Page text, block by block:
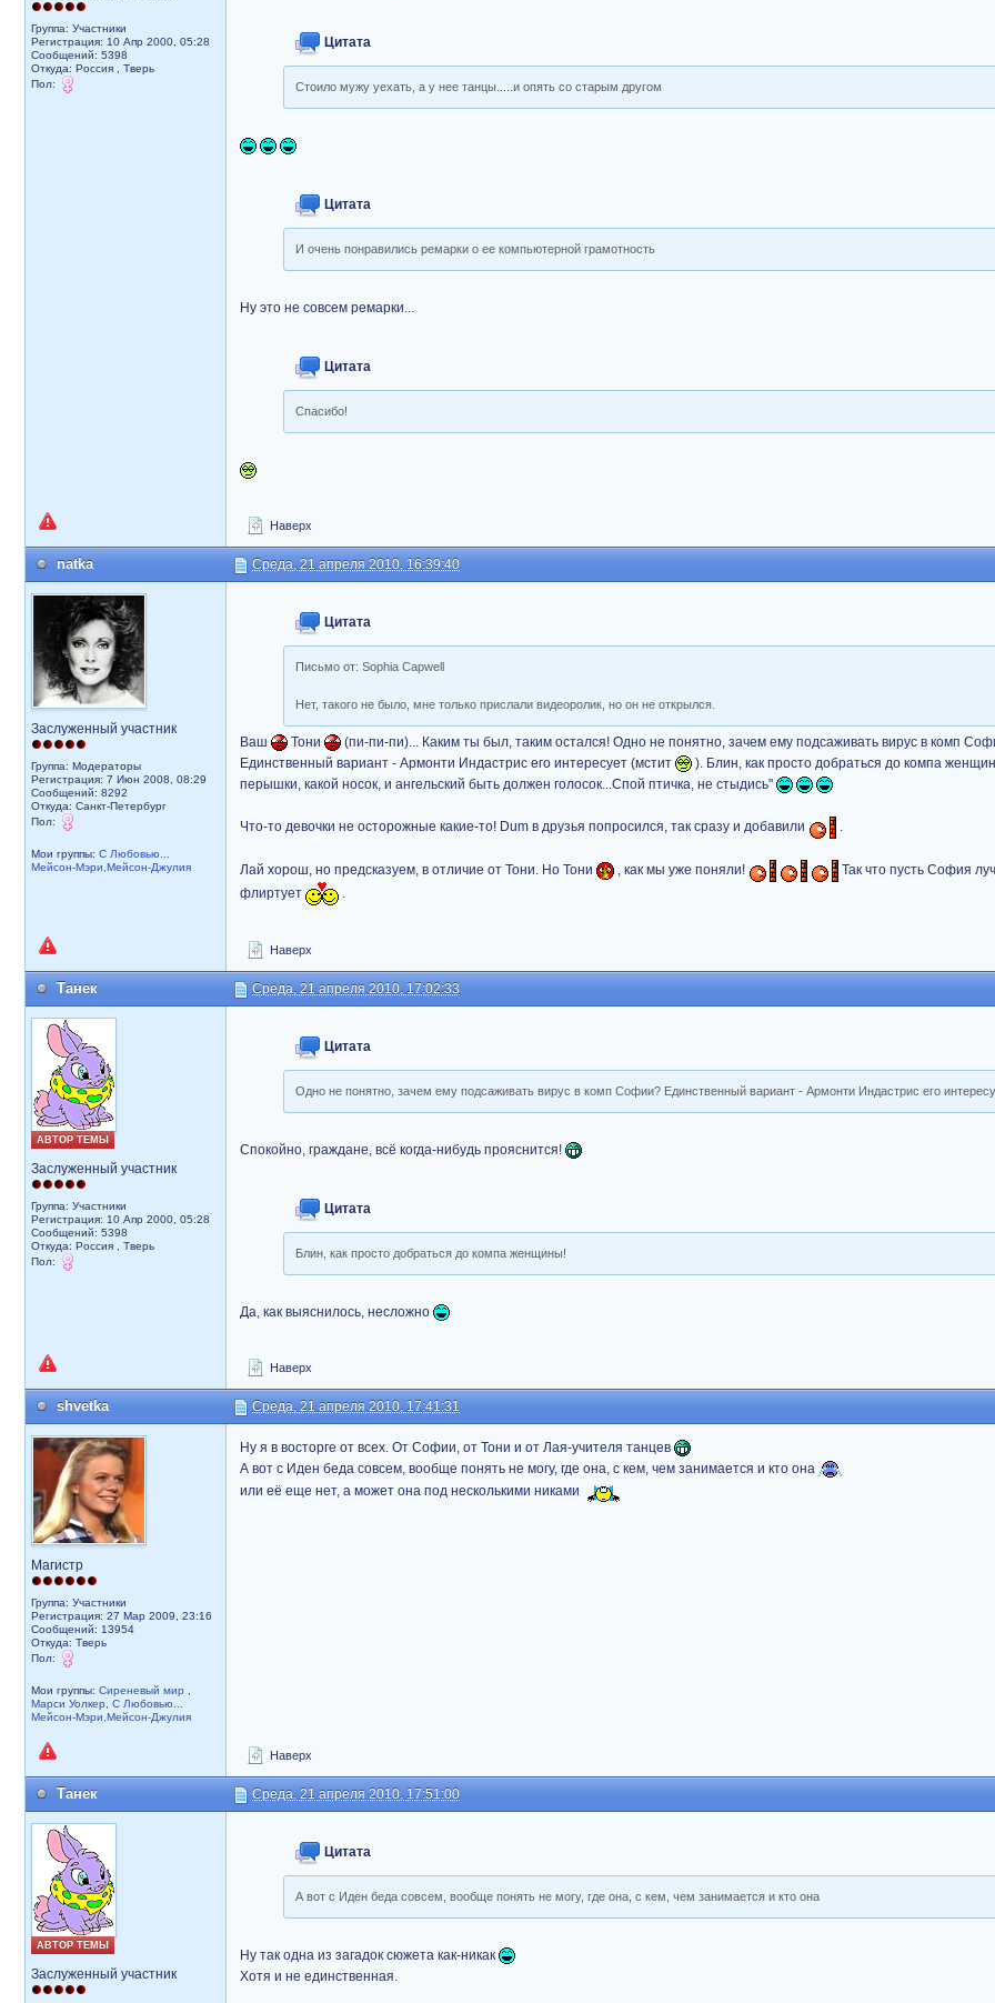
Группа: Участники
Регистрация: 10 Апр 2000, 05:28
Сообщений: 5398
Откуда: Россия , Тверь
Пол:
Цитата
Стоило мужу уехать, а у нее танцы.....и опять со старым другом
Цитата
И очень понравились ремарки о ее компьютерной грамотность
Ну это не совсем ремарки...
Цитата
Спасибо!
Наверх
natka Среда, 21 апреля 2010, 16:39:40
Заслуженный участник
Группа: Модераторы
Регистрация: 7 Июн 2008, 08:29
Сообщений: 8292
Откуда: Санкт-Петербург
Пол:
Мои группы: С Любовью...
Мейсон-Мэри,Мейсон-Джулия
Цитата
Письмо от: Sophia Capwell
Нет, такого не было, мне только прислали видеоролик, но он не открылся.
Ваш Тони
(пи-пи-пи)... Каким ты был, таким остался! Одно не понятно, зачем ему подсаживать вирус в комп
Единственный вариант - Армонти Индастрис его интересует (мстит
). Блин, как просто добраться до компа
перышки, какой носок, и ангельский быть должен голосок...Спой птичка, не стыдись"
Что-то девочки не осторожные какие-то! Dum в друзья попросился, так сразу и добавили .
Лай хорош, но предсказуем, в отличие от Тони. Но Тони , как мы уже поняли!
Так что пусть София
флиртует
Наверх
Танек Среда, 21 апреля 2010, 17:02:33
АВТОР ТЕМЫ
Заслуженный участник
Группа: Участники
Регистрация: 10 Апр 2000, 05:28
Сообщений: 5398
Откуда: Россия , Тверь
Пол:
Цитата
Одно не понятно, зачем ему подсаживать вирус в комп Софии? Единственный вариант - Армонти Индастрис его
Спокойно, граждане, всё когда-нибудь прояснится!
Цитата
Блин, как просто добраться до компа женщины!
Да, как выяснилось, несложно
Наверх
shvetka Среда, 21 апреля 2010, 17:41:31
Магистр
Группа: Участники
Регистрация: 27 Мар 2009, 23:16
Сообщений: 13954
Откуда: Тверь
Пол:
Мои группы: Сиреневый мир
Марси Уолкер
С Любовью...
Мейсон-Мэри,Мейсон-Джулия
Ну я в восторге от всех. От Софии, от Тони и от Лая-учителя танцев
А вот с Иден беда совсем, вообще понять не могу, где она, с кем, чем занимается и кто она
или её еще нет, а может она под несколькими никами
Наверх
Танек Среда, 21 апреля 2010, 17:51:00
АВТОР ТЕМЫ
Заслуженный участник
Цитата
А вот с Иден беда совсем, вообще понять не могу, где она, с кем, чем занимается и кто она
Ну так одна из загадок сюжета как-никак
Хотя и не единственная.